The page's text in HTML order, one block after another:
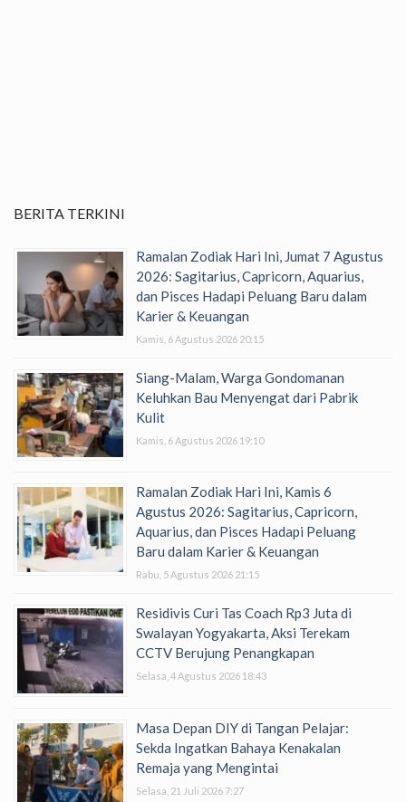
BERITA TERKINI
Ramalan Zodiak Hari Ini, Jumat 7 Agustus
2026: Sagitarius, Capricorn, Aquarius,
dan Pisces Hadapi Peluang Baru dalam
Karier & Keuangan
Kamis, 6 Agustus 2026 20:15
Siang-Malam, Warga Gondomanan
Keluhkan Bau Menyengat dari Pabrik
Kulit
Kamis, 6 Agustus 2026 19:10
Ramalan Zodiak Hari Ini, Kamis 6
Agustus 2026: Sagitarius, Capricorn,
Aquarius, dan Pisces Hadapi Peluang
Baru dalam Karier & Keuangan
Rabu, 5 Agustus 2026 21:15
Residivis Curi Tas Coach Rp3 Juta di
Swalayan Yogyakarta, Aksi Terekam
CCTV Berujung Penangkapan
Selasa, 4 Agustus 2026 18:43
Masa Depan DIY di Tangan Pelajar:
Sekda Ingatkan Bahaya Kenakalan
Remaja yang Mengintai
Selasa, 21 Juli 2026 7:27